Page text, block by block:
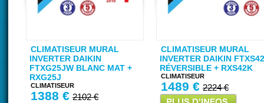
CLIMATISEUR MURAL
INVERTER DAIKIN
FTXG25JW BLANC MAT +
RXG25J
CLIMATISEUR
1388 € 2102 €
CLIMATISEUR MURAL
INVERTER DAIKIN
RÉVERSIBLE + RXS42K
CLIMATISEUR
1489 € 2224 €